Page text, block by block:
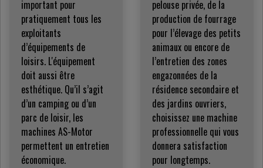
important pour
pratiquement tous les
exploitants
d’équipements de
loisirs. L'équipement
doit aussi être
esthétique. Qu’il s’agit
d’un camping ou d’un
parc de loisir, les
machines AS-Motor
permettent un entretien
économique.
pelouse privée, de la
production de fourrage
pour l’élevage des petits
animaux ou encore de
l’entretien des zones
engazonnées de la
résidence secondaire et
des jardins ouvriers,
choisissez une machine
professionnelle qui vous
donnera satisfaction
pour longtemps.